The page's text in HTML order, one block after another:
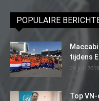
POPULAIRE
tijdens
29 juli 2019
Top